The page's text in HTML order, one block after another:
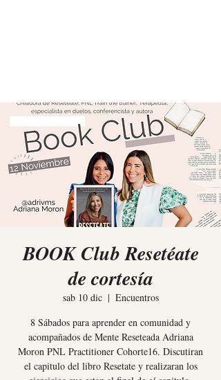
BOOK Club Resetéate
de cortesía
sab 10 dic
  |
Encuentros
8 Sábados para aprender en comunidad y
acompañados de Mente Reseteada Adriana
Moron PNL Practitioner Cohorte16. Discutiran
el capitulo del libro Resetate y realizaran los